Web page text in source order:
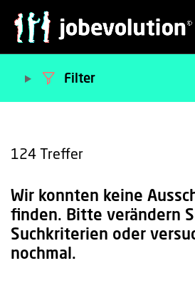
Filter
124 Treffer
Wir konnten keine
finden. Bitte verändern
Suchkriterien oder
nochmal.